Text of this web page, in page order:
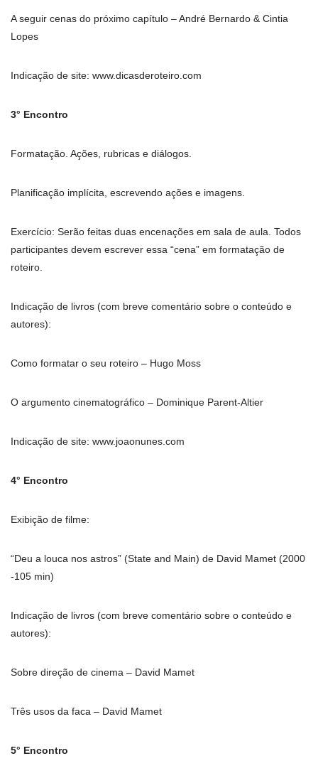
A seguir cenas do próximo capítulo – André Bernardo & Cintia
Lopes
Indicação de site: www.dicasderoteiro.com
3° Encontro
Formatação. Ações, rubricas e diálogos.
Planificação implícita, escrevendo ações e imagens.
Exercício: Serão feitas duas encenações em sala de aula. Todos
participantes devem escrever essa “cena” em formatação de
roteiro.
Indicação de livros (com breve comentário sobre o conteúdo e
autores):
Como formatar o seu roteiro – Hugo Moss
O argumento cinematográfico – Dominique Parent-Altier
Indicação de site: www.joaonunes.com
4° Encontro
Exibição de filme:
“Deu a louca nos astros” (State and Main) de David Mamet (2000
-105 min)
Indicação de livros (com breve comentário sobre o conteúdo e
autores):
Sobre direção de cinema – David Mamet
Três usos da faca – David Mamet
5° Encontro